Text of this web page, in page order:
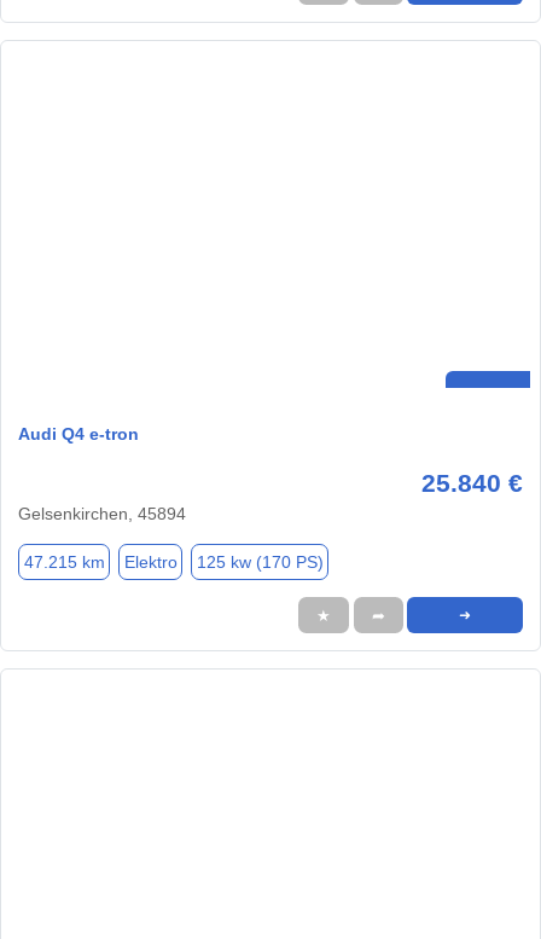
Audi Q4 e-tron
25.840 €
Gelsenkirchen, 45894
47.215 km Elektro 125 kw (170 PS)
★ ➦ ➜